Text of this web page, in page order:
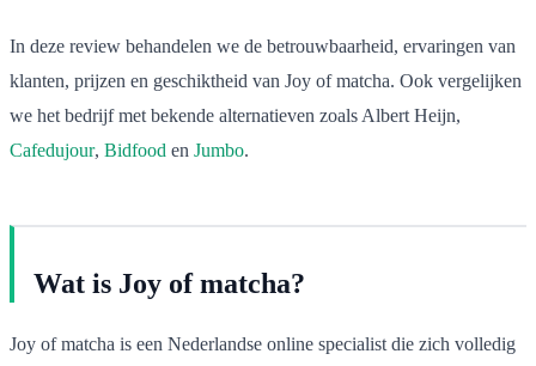
In deze review behandelen we de betrouwbaarheid, ervaringen van
klanten, prijzen en geschiktheid van Joy of matcha. Ook vergelijken
we het bedrijf met bekende alternatieven zoals Albert Heijn,
Cafedujour, Bidfood en Jumbo.
Wat is Joy of matcha?
Joy of matcha is een Nederlandse online specialist die zich volledig